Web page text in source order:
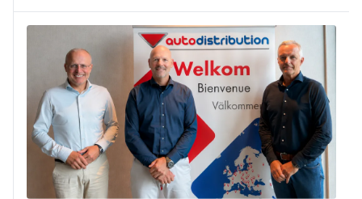
het water en filteren bovendien het verontreinigde